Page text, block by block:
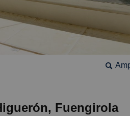
Fuengirola